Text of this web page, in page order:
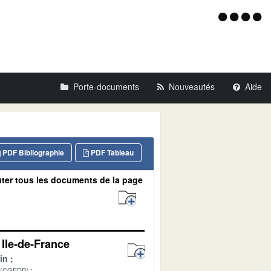
Menu
Porte-documents Nouveautés Aide
PDF Tableau
PDF Bibliographie
tous les documents de la page
de-France